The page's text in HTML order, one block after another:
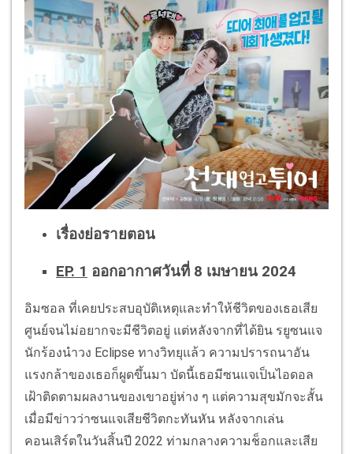
เรื่องย่อรายตอน
EP. 1 ออกอากาศวันที่ 8 เมษายน 2024
อิมซอล ที่เคยประสบอุบัติเหตุและทำให้ชีวิตของเธอเสีย
ศูนย์จนไม่อยากจะมีชีวิตอยู่ แต่หลังจากที่ได้ยิน รยูซนแจ
นักร้องนำวง Eclipse ทางวิทยุแล้ว ความปรารถนาอัน
แรงกล้าของเธอก็ผูดขึ้นมา บัดนี้เธอมีซนแจเป็นไอดอล
เฝ้าติดตามผลงานของเขาอยู่ห่าง ๆ แต่ความสุขมักจะสั้น
เมื่อมีข่าวว่าซนแจเสียชีวิตกะทันหัน หลังจากเล่น
คอนเสิร์ตในวันสิ้นปี 2022 ท่ามกลางความช็อกและเสีย